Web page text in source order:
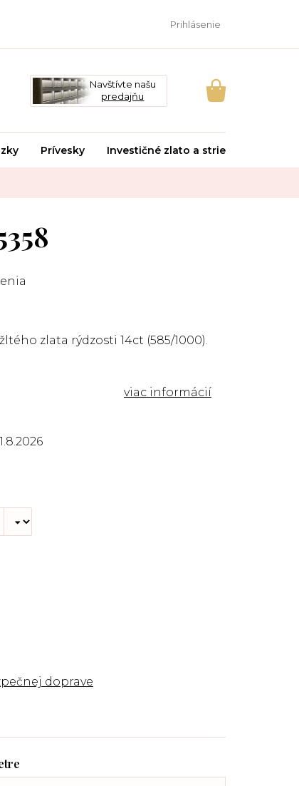
Prihlásenie
Navštívte našu
predajňu
NÁKUPNÝ
Prívesky Investičné zlato a striebro
zlata rýdzosti 14ct (585/1000).
doprave